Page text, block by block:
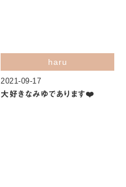
haru
2021-09-17
大好きなみゆであります❤️